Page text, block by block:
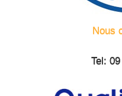
Nous
Tel: